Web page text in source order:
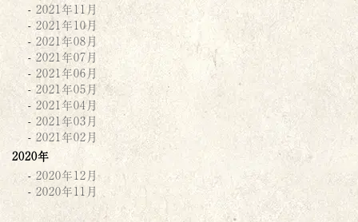
2021年11月
2021年10月
2021年08月
2021年07月
2021年06月
2021年05月
2021年04月
2021年03月
2021年02月
2020年
2020年12月
2020年11月